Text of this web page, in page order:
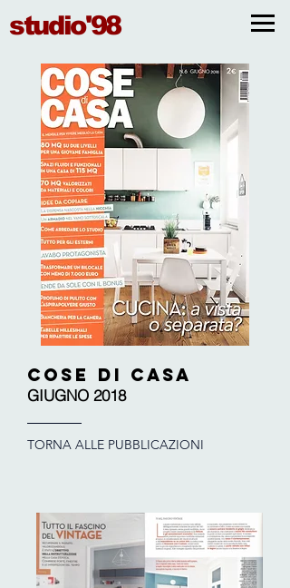
studio'98
COSE DI CASA
GIUGNO 2018
TORNA ALLE PUBBLICAZIONI